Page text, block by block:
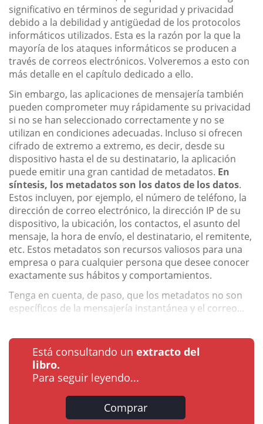
significativo en términos de seguridad y privacidad
debido a la debilidad y antigüedad de los protocolos
informáticos utilizados. Esta es la razón por la que la
mayoría de los ataques informáticos se producen a
través de correos electrónicos. Volveremos a esto con
más detalle en el capítulo dedicado a ello.
Sin embargo, las aplicaciones de mensajería también
pueden comprometer muy rápidamente su privacidad
si no se han seleccionado correctamente y no se
utilizan en condiciones adecuadas. Incluso si ofrecen
cifrado de extremo a extremo, es decir, desde su
dispositivo hasta el de su destinatario, la aplicación
puede emitir una gran cantidad de metadatos. En
síntesis, los metadatos son los datos de los datos.
Estos incluyen, por ejemplo, el número de teléfono, la
dirección de correo electrónico, la dirección IP de su
dispositivo, la ubicación, los contactos, el asunto del
mensaje, la hora de envío, el destinatario, el remitente,
etc. Estos metadatos son recursos valiosos para una
empresa o para cualquier persona que desee conocer
exactamente sus hábitos y comportamientos.
Tenga en cuenta, de paso, que los metadatos no son
específicos de la mensajería instantánea y el correo...
Está consultando un extracto del
libro.
Para seguir leyendo...
Comprar